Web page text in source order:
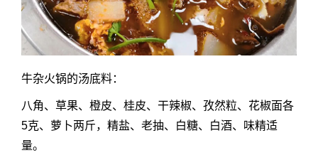
牛杂火锅的汤底料：
八角、草果、橙皮、桂皮、干辣椒、孜然粒、花椒面各
5克、萝卜两斤，精盐、老抽、白糖、白酒、味精适
量。